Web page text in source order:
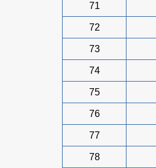
71
72
73
74
75
76
77
78